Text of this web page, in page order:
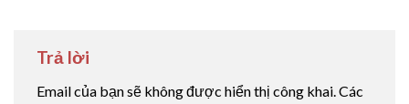
Trả lời
Email của bạn sẽ không được hiển thị công khai.Các